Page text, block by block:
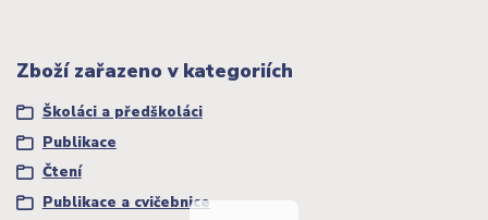
Zboží zařazeno v kategoriích
Školáci a předškoláci
Publikace
Čtení
Publikace a cvičebnice